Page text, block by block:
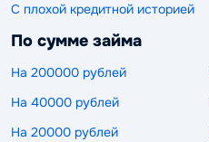
С плохой кредитной историей
По сумме займа
На 200000 рублей
На 40000 рублей
На 20000 рублей